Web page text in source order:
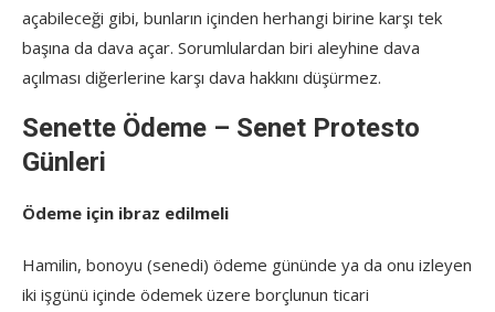
açabileceği gibi, bunların içinden herhangi birine karşı tek
başına da dava açar. Sorumlulardan biri aleyhine dava
açılması diğerlerine karşı dava hakkını düşürmez.
Senette Ödeme – Senet Protesto
Günleri
Ödeme için ibraz edilmeli
Hamilin, bonoyu (senedi) ödeme gününde ya da onu izleyen
iki işgünü içinde ödemek üzere borçlunun ticari